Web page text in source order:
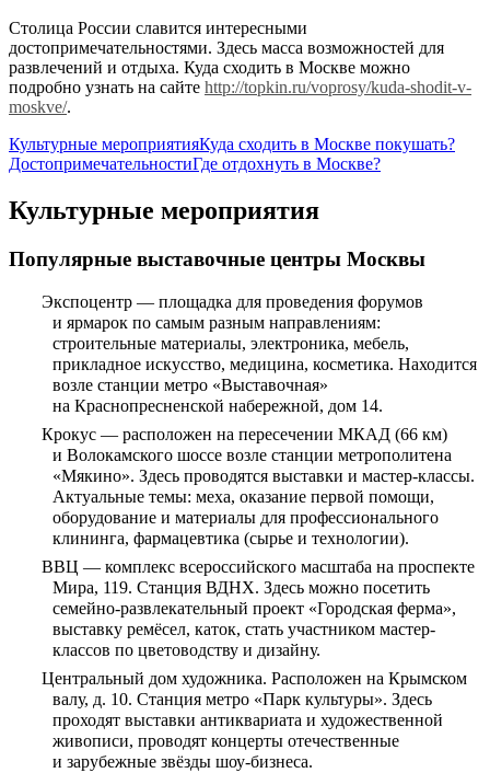
Столица России славится интересными
достопримечательностями. Здесь масса возможностей для
развлечений и отдыха. Куда сходить в Москве можно
подробно узнать на сайте http://topkin.ru/voprosy/kuda-shodit-v-
moskve/.
Культурные мероприятияКуда сходить в Москве покушать?
ДостопримечательностиГде отдохнуть в Москве?
Культурные мероприятия
Популярные выставочные центры Москвы
Экспоцентр — площадка для проведения форумов
и ярмарок по самым разным направлениям:
строительные материалы, электроника, мебель,
прикладное искусство, медицина, косметика. Находится
возле станции метро «Выставочная»
на Краснопресненской набережной, дом 14.
Крокус — расположен на пересечении МКАД (66 км)
и Волокамского шоссе возле станции метрополитена
«Мякино». Здесь проводятся выставки и мастер-классы.
Актуальные темы: меха, оказание первой помощи,
оборудование и материалы для профессионального
клининга, фармацевтика (сырье и технологии).
ВВЦ — комплекс всероссийского масштаба на проспекте
Мира, 119. Станция ВДНХ. Здесь можно посетить
семейно-развлекательный проект «Городская ферма»,
выставку ремёсел, каток, стать участником мастер-
классов по цветоводству и дизайну.
Центральный дом художника. Расположен на Крымском
валу, д. 10. Станция метро «Парк культуры». Здесь
проходят выставки антиквариата и художественной
живописи, проводят концерты отечественные
и зарубежные звёзды шоу-бизнеса.